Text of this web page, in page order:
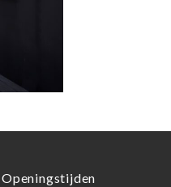
Openingstijden